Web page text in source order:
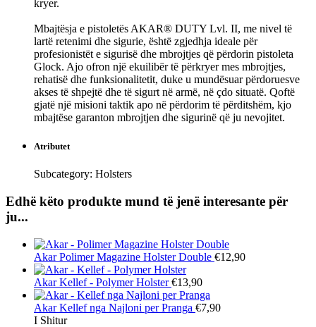
kryer.
Mbajtësja e pistoletës AKAR® DUTY Lvl. II, me nivel të
lartë retenimi dhe sigurie, është zgjedhja ideale për
profesionistët e sigurisë dhe mbrojtjes që përdorin pistoleta
Glock. Ajo ofron një ekuilibër të përkryer mes mbrojtjes,
rehatisë dhe funksionalitetit, duke u mundësuar përdoruesve
akses të shpejtë dhe të sigurt në armë, në çdo situatë. Qoftë
gjatë një misioni taktik apo në përdorim të përditshëm, kjo
mbajtëse garanton mbrojtjen dhe sigurinë që ju nevojitet.
Atributet
Subcategory: Holsters
Edhë këto produkte mund të jenë interesante për
ju...
Akar Polimer Magazine Holster Double €12,90
Akar Kellef - Polymer Holster €13,90
Akar Kellef nga Najloni per Pranga €7,90
I Shitur